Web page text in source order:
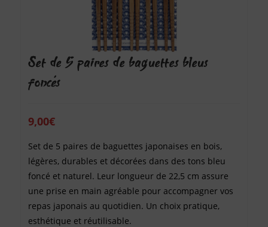
Set de 5 paires de baguettes bleus
foncés
9,00€
Set de 5 paires de baguettes japonaises en bois,
légères, durables et décorées dans des tons bleu
foncé et naturel. Leur longueur de 22,5 cm assure
une prise en main agréable pour accompagner vos
repas japonais au quotidien. Un choix pratique,
esthétique et réutilisable.